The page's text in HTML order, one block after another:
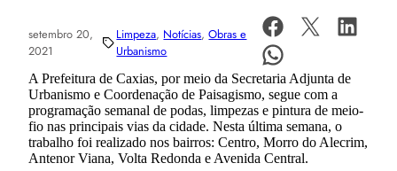
setembro 20,
2021
Limpeza, Notícias, Obras e
Urbanismo
A Prefeitura de Caxias, por meio da Secretaria Adjunta de
Urbanismo e Coordenação de Paisagismo, segue com a
programação semanal de podas, limpezas e pintura de meio-
fio nas principais vias da cidade. Nesta última semana, o
trabalho foi realizado nos bairros: Centro, Morro do Alecrim,
Antenor Viana, Volta Redonda e Avenida Central.